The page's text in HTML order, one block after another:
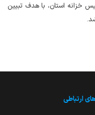
خزانه استان، با هدف تبیین
ارتباطی